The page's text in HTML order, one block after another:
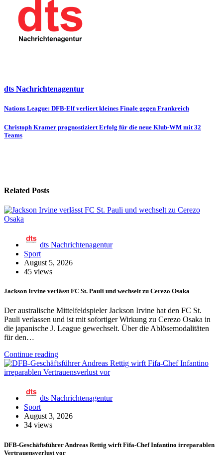
dts Nachrichtenagentur
Beitragsnavigation
Nations League: DFB-Elf verliert kleines Finale gegen Frankreich
Christoph Kramer prognostiziert Erfolg für die neue Klub-WM mit 32
Teams
Related Posts
dts Nachrichtenagentur
Sport
August 5, 2026
45 views
Jackson Irvine verlässt FC St. Pauli und wechselt zu Cerezo Osaka
Der australische Mittelfeldspieler Jackson Irvine hat den FC St.
Pauli verlassen und ist mit sofortiger Wirkung zu Cerezo Osaka in
die japanische J. League gewechselt. Über die Ablösemodalitäten
für den…
Continue reading
dts Nachrichtenagentur
Sport
August 3, 2026
34 views
DFB-Geschäftsführer Andreas Rettig wirft Fifa-Chef Infantino irreparablen
Vertrauensverlust vor